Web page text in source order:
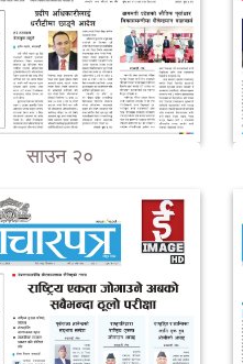
साउन २०